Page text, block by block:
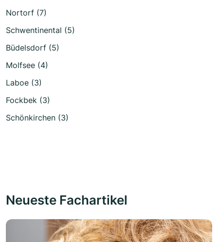
Nortorf (7)
Schwentinental (5)
Büdelsdorf (5)
Molfsee (4)
Laboe (3)
Fockbek (3)
Schönkirchen (3)
Neueste Fachartikel